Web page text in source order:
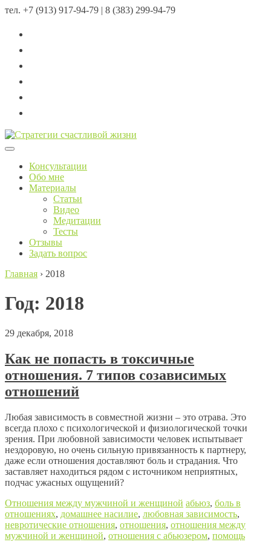
тел. +7 (913) 917-94-79 | 8 (383) 299-94-79
Menu
Консультации
Обо мне
Материалы
Статьи
Видео
Медитации
Тесты
Отзывы
Задать вопрос
Главная › 2018
Год: 2018
29 декабря, 2018
Как не попасть в токсичные
отношения. 7 типов созависимых
отношений
Любая зависимость в совместной жизни – это отрава. Это
всегда плохо с психологической и физиологической точки
зрения. При любовной зависимости человек испытывает
нездоровую, но очень сильную привязанность к партнеру,
даже если отношения доставляют боль и страдания. Что
заставляет находиться рядом с источником неприятных,
подчас ужасных ощущений?
Отношения между мужчиной и женщиной абьюз, боль в
отношениях, домашнее насилие, любовная зависимость,
невротические отношения, отношения, отношения между
мужчиной и женщиной, отношения с абьюзером, помощь